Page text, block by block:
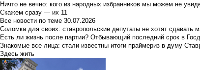
Ничто не вечно: кого из народных избранников мы можем не
Скажем сразу — их 11
Все новости по теме 30.07.2026
Соломка для своих: ставропольские депутаты не хотят сдавать
Есть ли жизнь после партии? Отбывающий последний срок в
Знакомые все лица: стали известны итоги праймериз в думу
Здесь жить